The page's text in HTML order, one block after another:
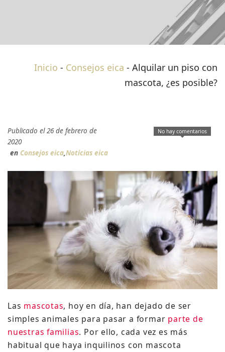
Inicio - Consejos eica - Alquilar un piso con
mascota, ¿es posible?
No hay comentarios
Publicado el 26 de febrero de
2020
en Consejos eica,Noticias eica
Las mascotas, hoy en día, han dejado de ser
simples animales para pasar a formar parte de
nuestras familias. Por ello, cada vez es más
habitual que haya inquilinos con mascota